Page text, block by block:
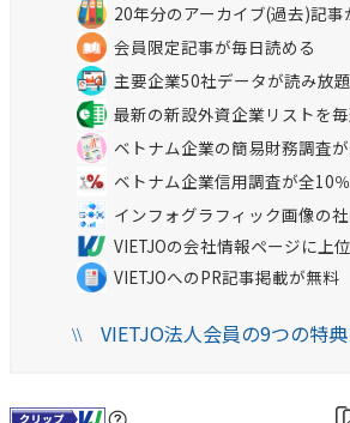
20年分のアーカイブ(過去)記事
会員限定記事が毎日読める
主要企業50社データが読み放題
最新の新設外資企業リストを
ベトナム企業の簡易財務調査
ベトナム企業信用調査が全10
インフォグラフィック画像の
VIETJOの会社情報ページに上
VIETJOへのPR記事掲載が無料
\\VIETJO法人会員の9つの特